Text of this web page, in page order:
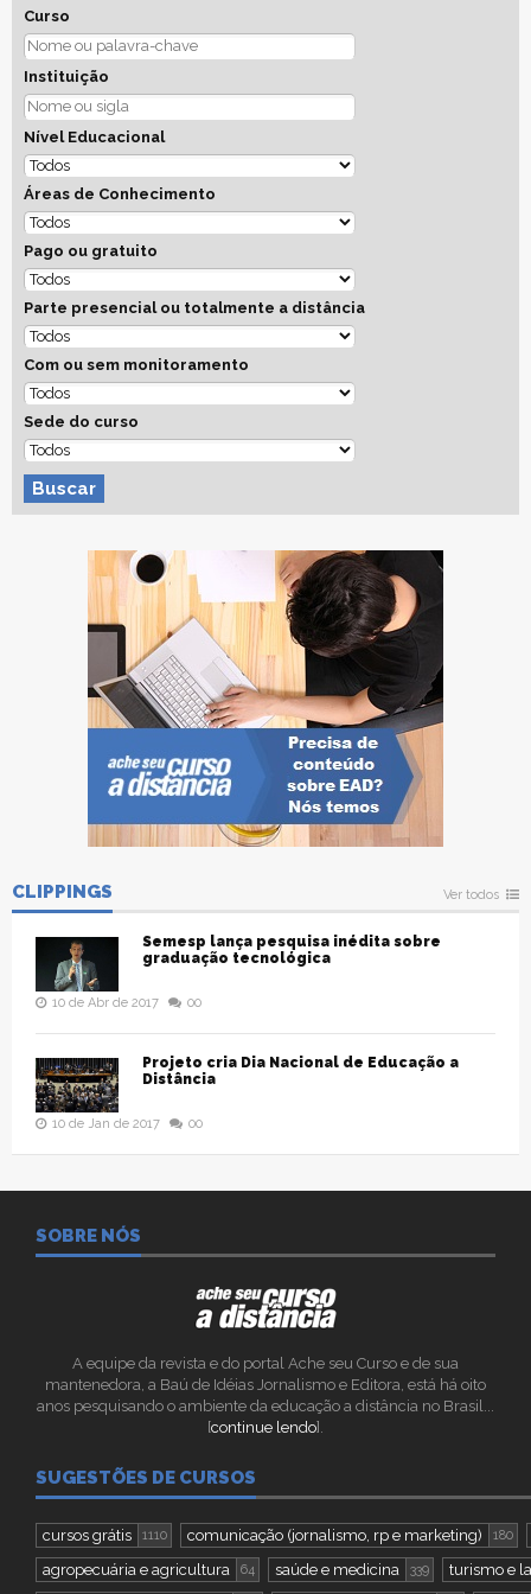
Curso
Instituição
Nível Educacional
Áreas de Conhecimento
Pago ou gratuito
Parte presencial ou totalmente a distância
Com ou sem monitoramento
Sede do curso
Buscar
CLIPPINGS Ver todos
Semesp lança pesquisa inédita sobre
graduação tecnológica
10 de Abr de 2017 00
Projeto cria Dia Nacional de Educação a
Distância
10 de Jan de 2017 00
SOBRE NÓS
A equipe da revista e do portal Ache seu Curso e de sua
mantenedora, a Baú de Idéias Jornalismo e Editora, está há oito
anos pesquisando o ambiente da educação a distância no Brasil...
[continue lendo].
SUGESTÕES DE CURSOS
cursos grátis 1110 comunicação (jornalismo, rp e marketing) 180
agropecuária e agricultura 64 saúde e medicina 339
turismo e